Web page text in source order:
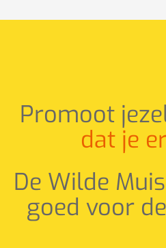
Promoot
dat je
De Wilde
goed voor